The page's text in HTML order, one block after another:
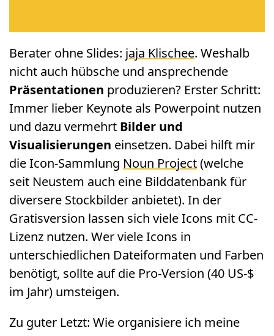
Berater ohne Slides: jaja Klischee. Weshalb
nicht auch hübsche und ansprechende
Präsentationen produzieren? Erster Schritt:
Immer lieber Keynote als Powerpoint nutzen
und dazu vermehrt Bilder und
Visualisierungen einsetzen. Dabei hilft mir
die Icon-Sammlung Noun Project(welche
seit Neustem auch eine Bilddatenbank für
diversere Stockbilder anbietet). In der
Gratisversion lassen sich viele Icons mit CC-
Lizenz nutzen. Wer viele Icons in
unterschiedlichen Dateiformaten und Farben
benötigt, sollte auf die Pro-Version (40 US-$
im Jahr) umsteigen.
Zu guter Letzt: Wie organisiere ich meine